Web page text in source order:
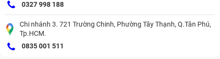
0327 998 188
Chi nhánh 3. 721 Trường Chinh, Phường Tây Thạnh, Q.Tân Phú,
Tp.HCM.
0835 001 511